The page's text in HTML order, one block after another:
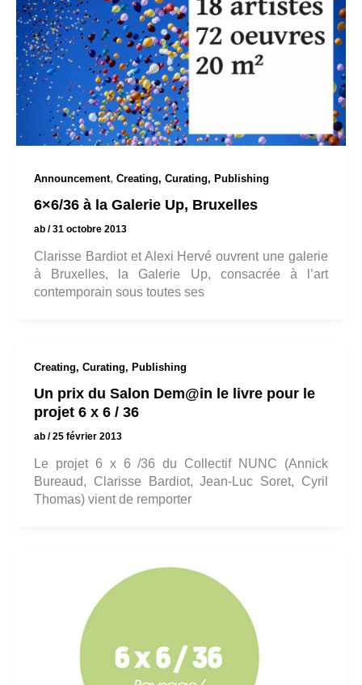
Announcement, Creating, Curating, Publishing
6×6/36 à la Galerie Up, Bruxelles
ab /31 octobre 2013
Clarisse Bardiot et Alexi Hervé ouvrent une galerie
à Bruxelles, la Galerie Up, consacrée à l’art
contemporain sous toutes ses
Creating, Curating, Publishing
Un prix du Salon Dem@in le livre pour le
projet 6 x 6 / 36
ab /25 février 2013
Le projet 6 x 6 /36 du Collectif NUNC (Annick
Bureaud, Clarisse Bardiot, Jean-Luc Soret, Cyril
Thomas) vient de remporter